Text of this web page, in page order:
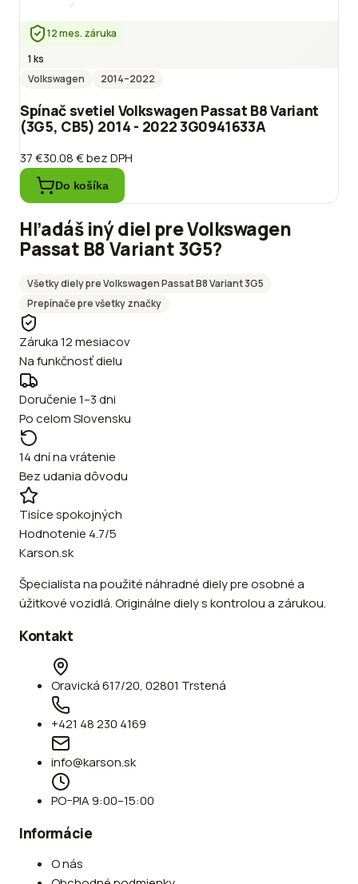
12 mes. záruka
1 ks
Volkswagen
2014–2022
Spínač svetiel Volkswagen Passat B8 Variant
(3G5, CB5) 2014 - 2022 3G0941633A
37 €30.08 €bez DPH
Do košíka
Hľadáš iný diel preVolkswagen
Passat B8 Variant 3G5?
Všetky diely preVolkswagenPassat B8 Variant 3G5
Prepínačepre všetky značky
Záruka 12 mesiacov
Na funkčnosť dielu
Doručenie 1–3 dni
Po celom Slovensku
14 dní na vrátenie
Bez udania dôvodu
Tisíce spokojných
Hodnotenie 4.7/5
Karson.sk
Špecialista na použité náhradné diely pre osobné a
úžitkové vozidlá. Originálne diely s kontrolou a zárukou.
Kontakt
Oravická 617/20, 02801 Trstená
+421 48 230 4169
info@karson.sk
PO–PIA 9:00–15:00
Informácie
O nás